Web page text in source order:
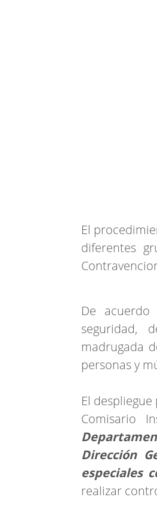
El
diferentes
De
seguridad,
madrugada
personas y
El
Comisario
Dirección
especiales
realizar